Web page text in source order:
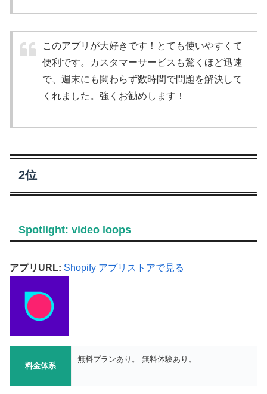
このアプリが大好きです！とても使いやすくて
便利です。カスタマーサービスも驚くほど迅速
で、週末にも関わらず数時間で問題を解決して
くれました。強くお勧めします！
2位
Spotlight: video loops
アプリURL: Shopify アプリストアで見る
料金体系
無料プランあり。 無料体験あり。